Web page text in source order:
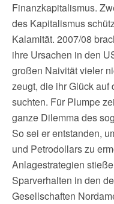
Finanzkapitalismus.
des Kapitalismus
Kalamität. 2007/08
ihre Ursachen in den
großen Naivität vieler
zeugt, die ihr Glück
suchten. Für Plumpe
ganze Dilemma des
So sei er entstanden,
und Petrodollars zu
Anlagestrategien
Sparverhalten in den
Gesellschaften